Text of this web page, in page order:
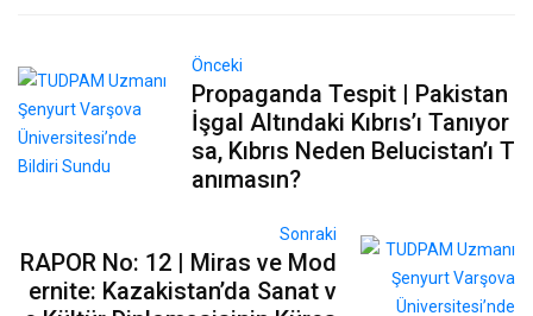
Önceki
Propaganda Tespit | Pakistan
İşgal Altındaki Kıbrıs’ı Tanıyor
sa, Kıbrıs Neden Belucistan’ı T
anımasın?
Sonraki
RAPOR No: 12 | Miras ve Mod
ernite: Kazakistan’da Sanat v